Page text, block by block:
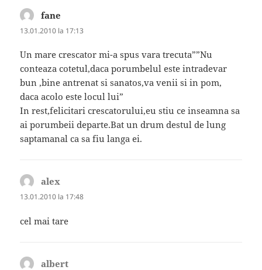
fane
13.01.2010 la 17:13
Un mare crescator mi-a spus vara trecuta””Nu
conteaza cotetul,daca porumbelul este intradevar
bun ,bine antrenat si sanatos,va venii si in pom,
daca acolo este locul lui”
In rest,felicitari crescatorului,eu stiu ce inseamna sa
ai porumbeii departe.Bat un drum destul de lung
saptamanal ca sa fiu langa ei.
alex
13.01.2010 la 17:48
cel mai tare
albert